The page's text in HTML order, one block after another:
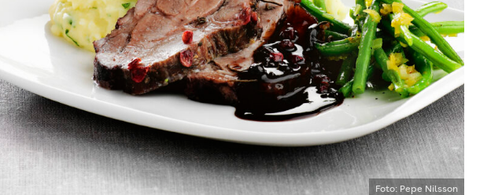
Foto: Pepe Nilsson